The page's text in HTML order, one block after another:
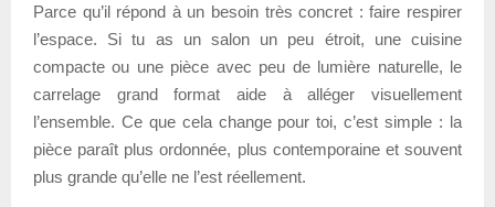
Parce qu’il répond à un besoin très concret : faire respirer
l’espace. Si tu as un salon un peu étroit, une cuisine
compacte ou une pièce avec peu de lumière naturelle, le
carrelage grand format aide à alléger visuellement
l’ensemble. Ce que cela change pour toi, c’est simple : la
pièce paraît plus ordonnée, plus contemporaine et souvent
plus grande qu’elle ne l’est réellement.